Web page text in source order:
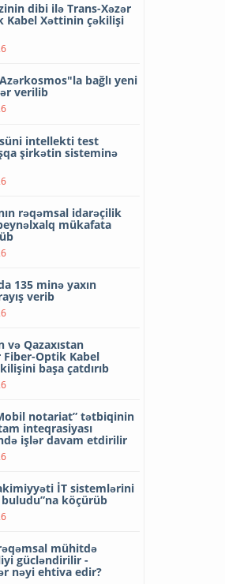
dibi ilə Trans-Xəzər
Kabel Xəttinin çəkilişi
bağlı yeni
verilib
süni intellekti test
şirkətin sisteminə
rəqəmsal idarəçilik
mükafata
135 minə yaxın
verib
və Qazaxıstan
Fiber-Optik Kabel
başa çatdırıb
notariat” tətbiqinin
inteqrasiyası
işlər davam etdirilir
İT sistemlərini
köçürüb
mühitdə
gücləndirilir -
nəyi ehtiva edir?